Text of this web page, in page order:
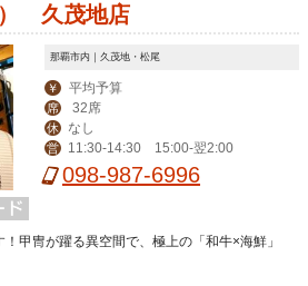
久茂地店
那覇市内｜久茂地・松尾
￥ 平均予算
席 32席
休 なし
営 11:30-14:30 15:00-翌2:00
098-987-6996
甲冑が躍る異空間で、極上の「和牛×海鮮」